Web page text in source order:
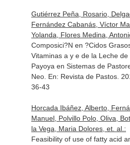
Gutiérrez Peña, Rosario,
Fernández Cabanás, Víctor
Yolanda, Flores Medina,
Composici?N en ?Cidos
Vitaminas a y e de la Leche
Payoya en Sistemas de
Neo. En: Revista de Pastos.
36-43
Horcada Ibáñez, Alberto,
Manuel, Polvillo Polo, Oliva,
la Vega, Maria Dolores, et. al.:
Feasibility of use of fatty acid